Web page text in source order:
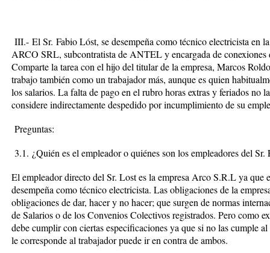
III.- El Sr. Fabio Lóst, se desempeña como técnico electricista en
ARCO SRL, subcontratista de ANTEL y encargada de
Comparte la tarea con el hijo del titular de la empresa, Marcos
trabajo también como un trabajador más, aunque es quien
los salarios. La falta de pago en el rubro horas extras y feriados no
considere indirectamente despedido por incumplimiento de su
Preguntas:
3.1. ¿Quién es el empleador o quiénes son los empleadores del
El empleador directo del Sr. Lost es la empresa Arco S.R.L ya que
desempeña como técnico electricista. Las obligaciones de la
obligaciones de dar, hacer y no hacer; que surgen de normas
de Salarios o de los Convenios Colectivos registrados. Pero como
debe cumplir con ciertas especificaciones ya que si no las cumple
le corresponde al trabajador puede ir en contra de ambos.